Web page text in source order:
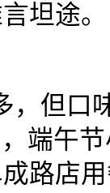
坦途。
但口
端午
路店